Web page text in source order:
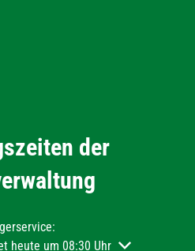
der
Öffnungs- oder Schließzeiten
heute um 08:30 Uhr